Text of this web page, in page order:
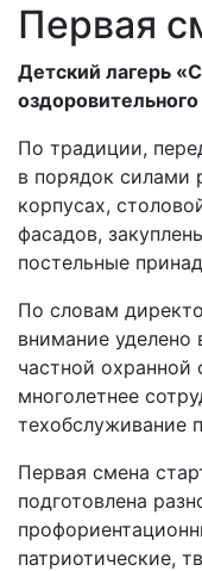
Первая
Детский лагерь
оздоровительного
По традиции,
в порядок силами
корпусах,
фасадов,
постельные
По словам
внимание уделено
частной охранной
многолетнее
техобслуживание
Первая смена
подготовлена
патриотические,